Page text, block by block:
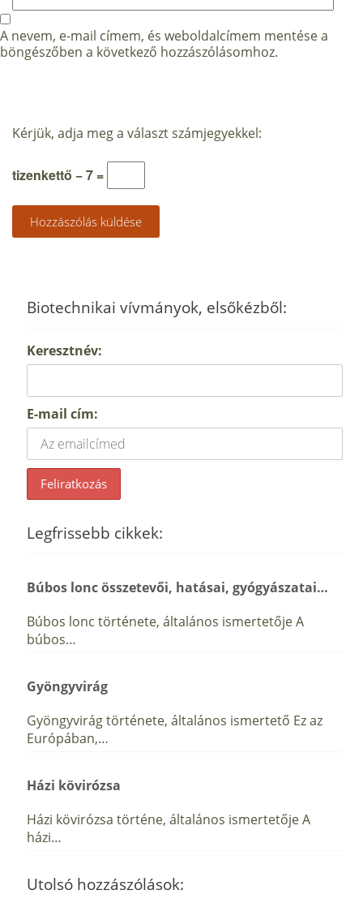
A nevem, e-mail címem, és weboldalcímem mentése a
böngészőben a következő hozzászólásomhoz.
Kérjük, adja meg a választ számjegyekkel:
tizenkettő − 7 =
Biotechnikai vívmányok, elsőkézből:
Keresztnév:
E-mail cím:
Legfrissebb cikkek:
Búbos lonc összetevői, hatásai, gyógyászatai…
Búbos lonc története, általános ismertetője A
búbos…
Gyöngyvirág
Gyöngyvirág története, általános ismertető Ez az
Európában,…
Házi kövirózsa
Házi kövirózsa történe, általános ismertetője A
házi…
Utolsó hozzászólások: